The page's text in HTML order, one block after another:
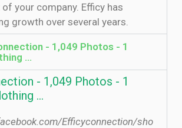
your company. Efficy has
growth over several years.
- 1,049 Photos - 1
...
- 1,049 Photos - 1
...
Efficyconnection/sho